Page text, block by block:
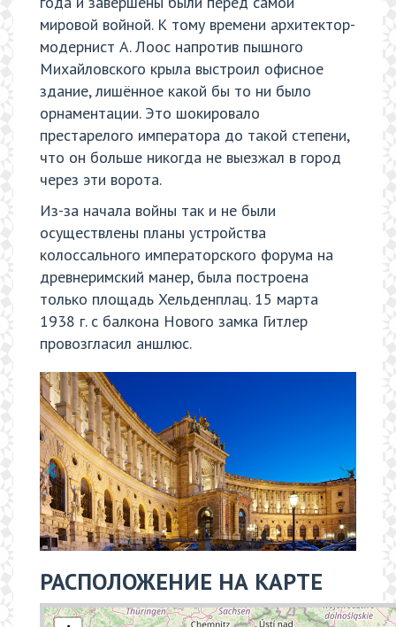
мировой войной. К тому времени архитектор-
модернист А. Лоос напротив пышного
Михайловского крыла выстроил офисное
здание, лишённое какой бы то ни было
орнаментации. Это шокировало
престарелого императора до такой степени,
что он больше никогда не выезжал в город
через эти ворота.
Из-за начала войны так и не были
осуществлены планы устройства
колоссального императорского форума на
древнеримский манер, была построена
только площадь Хельденплац. 15 марта
1938 г. с балкона Нового замка Гитлер
провозгласил аншлюс.
РАСПОЛОЖЕНИЕ НА КАРТЕ